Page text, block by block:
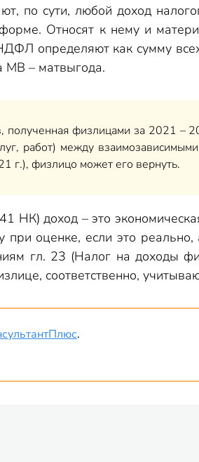
по сути, любой доход
Относят к нему и
определяют как сумму
– матвыгода.
физлицами за 2021 –
работ) между
г.), физлицо может его вернуть.
НК) доход – это
оценке, если это реально,
гл. 23 (Налог на доходы
соответственно,
.